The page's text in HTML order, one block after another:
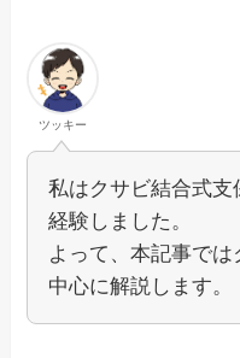
ツッキー
私はクサビ結合式
経験しました。
よって、本記事で
中心に解説します。